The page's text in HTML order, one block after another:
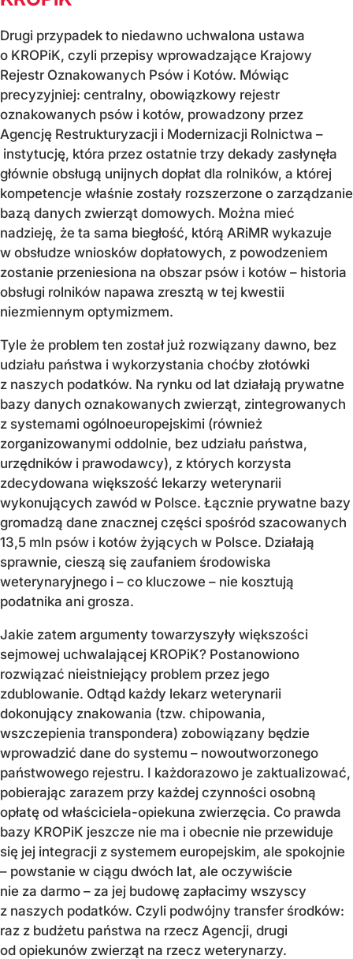
Drugi przypadek to niedawno uchwalona ustawa
o KROPiK, czyli przepisy wprowadzające Krajowy
Rejestr Oznakowanych Psów i Kotów. Mówiąc
precyzyjniej: centralny, obowiązkowy rejestr
oznakowanych psów i kotów, prowadzony przez
Agencję Restrukturyzacji i Modernizacji Rolnictwa –
instytucję, która przez ostatnie trzy dekady zasłynęła
głównie obsługą unijnych dopłat dla rolników, a której
kompetencje właśnie zostały rozszerzone o zarządzanie
bazą danych zwierząt domowych. Można mieć
nadzieję, że ta sama biegłość, którą ARiMR wykazuje
w obsłudze wniosków dopłatowych, z powodzeniem
zostanie przeniesiona na obszar psów i kotów – historia
obsługi rolników napawa zresztą w tej kwestii
niezmiennym optymizmem.
Tyle że problem ten został już rozwiązany dawno, bez
udziału państwa i wykorzystania choćby złotówki
z naszych podatków. Na rynku od lat działają prywatne
bazy danych oznakowanych zwierząt, zintegrowanych
z systemami ogólnoeuropejskimi (również
zorganizowanymi oddolnie, bez udziału państwa,
urzędników i prawodawcy), z których korzysta
zdecydowana większość lekarzy weterynarii
wykonujących zawód w Polsce. Łącznie prywatne bazy
gromadzą dane znacznej części spośród szacowanych
13,5 mln psów i kotów żyjących w Polsce. Działają
sprawnie, cieszą się zaufaniem środowiska
weterynaryjnego i – co kluczowe – nie kosztują
podatnika ani grosza.
Jakie zatem argumenty towarzyszyły większości
sejmowej uchwalającej KROPiK? Postanowiono
rozwiązać nieistniejący problem przez jego
zdublowanie. Odtąd każdy lekarz weterynarii
dokonujący znakowania (tzw. chipowania,
wszczepienia transpondera) zobowiązany będzie
wprowadzić dane do systemu – nowoutworzonego
państwowego rejestru. I każdorazowo je zaktualizować,
pobierając zarazem przy każdej czynności osobną
opłatę od właściciela-opiekuna zwierzęcia. Co prawda
bazy KROPiK jeszcze nie ma i obecnie nie przewiduje
się jej integracji z systemem europejskim, ale spokojnie
– powstanie w ciągu dwóch lat, ale oczywiście
nie za darmo – za jej budowę zapłacimy wszyscy
z naszych podatków. Czyli podwójny transfer środków:
raz z budżetu państwa na rzecz Agencji, drugi
od opiekunów zwierząt na rzecz weterynarzy.